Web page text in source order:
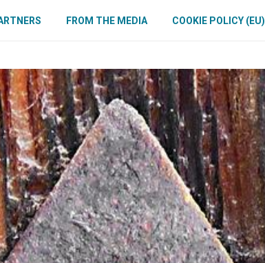
FROM THE MEDIA COOKIE POLICY (EU)